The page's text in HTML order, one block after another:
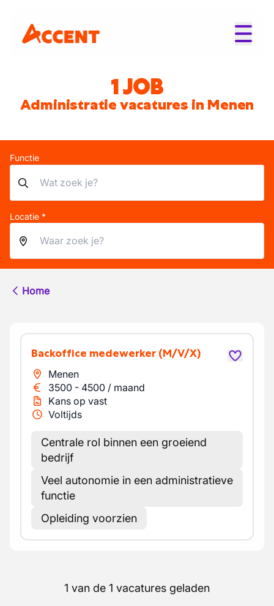
1 JOB
Administratie vacatures in Menen
Functie
Locatie *
Home
Backoffice medewerker (M/V/X)
Menen
3500 - 4500 / maand
Kans op vast
Voltijds
Centrale rol binnen een groeiend
bedrijf
Veel autonomie in een administratieve
functie
Opleiding voorzien
1 van de 1 vacatures geladen